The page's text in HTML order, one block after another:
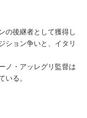
の後継者として獲得し
ション争いと、イタリ
ノ・アッレグリ監督は
いる。